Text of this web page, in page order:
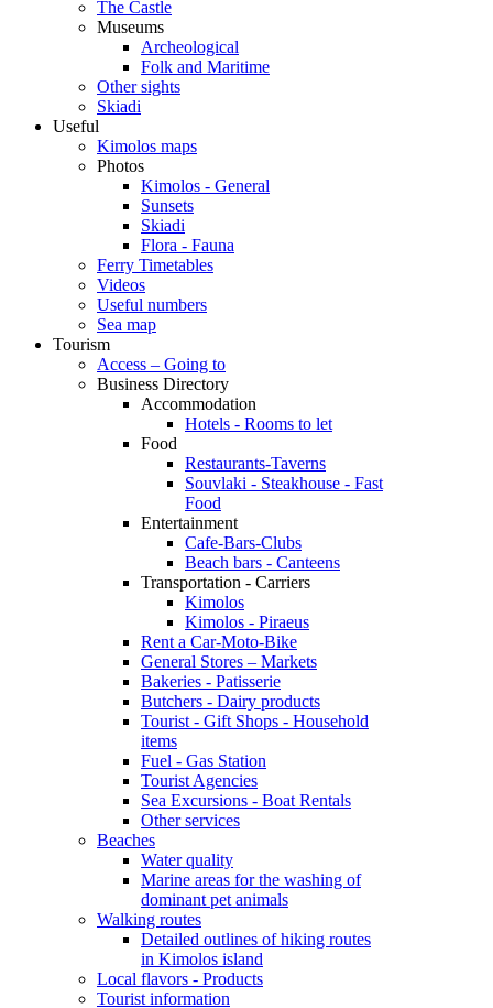
The Castle
Museums
Archeological
Folk and Maritime
Other sights
Skiadi
Useful
Kimolos maps
Photos
Kimolos - General
Sunsets
Skiadi
Flora - Fauna
Ferry Timetables
Videos
Useful numbers
Sea map
Tourism
Access – Going to
Business Directory
Accommodation
Hotels - Rooms to let
Food
Restaurants-Taverns
Souvlaki - Steakhouse - Fast
Food
Entertainment
Cafe-Bars-Clubs
Beach bars - Canteens
Transportation - Carriers
Kimolos
Kimolos - Piraeus
Rent a Car-Moto-Bike
General Stores – Markets
Bakeries - Patisserie
Butchers - Dairy products
Tourist - Gift Shops - Household
items
Fuel - Gas Station
Tourist Agencies
Sea Excursions - Boat Rentals
Other services
Beaches
Water quality
Marine areas for the washing of
dominant pet animals
Walking routes
Detailed outlines of hiking routes
in Kimolos island
Local flavors - Products
Tourist information